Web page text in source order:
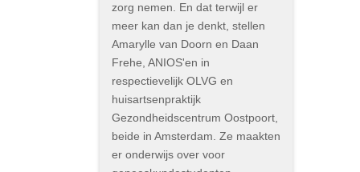
zorg nemen. En dat terwijl er
meer kan dan je denkt, stellen
Amarylle van Doorn en Daan
Frehe, ANIOS'en in
respectievelijk OLVG en
huisartsenpraktijk
Gezondheidscentrum Oostpoort,
beide in Amsterdam. Ze maakten
er onderwijs over voor